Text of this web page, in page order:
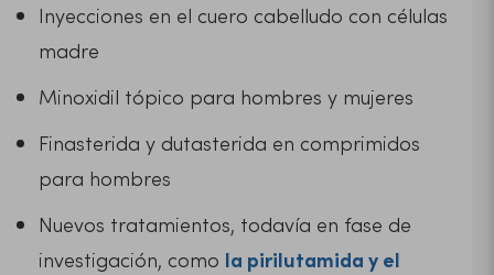
Inyecciones en el cuero cabelludo con células
madre
Minoxidil tópico para hombres y mujeres
Finasterida y dutasterida en comprimidos
para hombres
Nuevos tratamientos, todavía en fase de
investigación, como la pirilutamida y el